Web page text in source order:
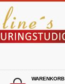
WARENKORB